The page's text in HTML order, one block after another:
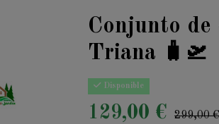
Conjunto de
Triana 🧳🛫
Disponible
129,00 € 299,00